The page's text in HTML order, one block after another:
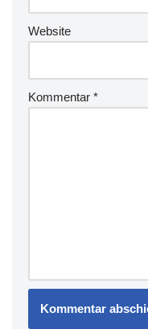
Website
Kommentar *